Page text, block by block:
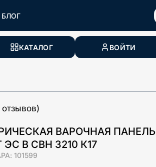
БЛОГ
КАТАЛОГ ВОЙТИ
отзывов)
ВАРОЧНАЯ ПАНЕЛЬ
ЭС В СВН 3210 К17
101599